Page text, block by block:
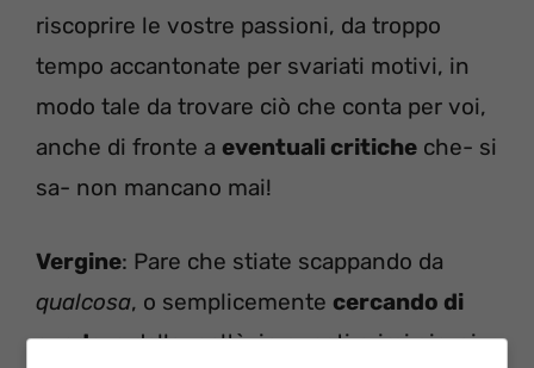
riscoprire le vostre passioni, da troppo
tempo accantonate per svariati motivi, in
modo tale da trovare ciò che conta per voi,
anche di fronte a eventuali critiche che- si
sa- non mancano mai!
Vergine: Pare che stiate scappando da
qualcosa, o semplicemente cercando di
evaderedalla realtà, in questi primi giorni